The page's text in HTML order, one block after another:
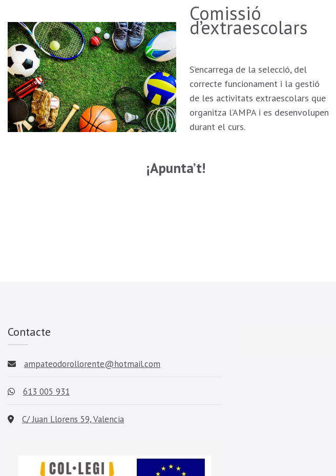
Comissió
d’extraescolars
S’encarrega de la selecció, del
correcte funcionament i la gestió
de les activitats extraescolars que
organitza l’AMPA i es desenvolupen
durant el curs.
¡Apunta’t!
Contacte
ampateodorollorente@hotmail.com
613 005 931
C/ Juan Llorens 59, Valencia